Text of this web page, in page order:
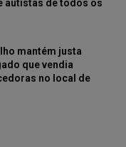
autistas de todos os
mantém justa
que vendia
no local de